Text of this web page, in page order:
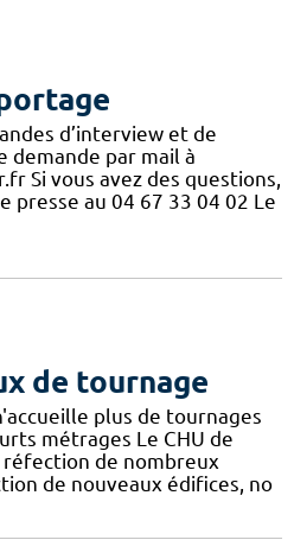
d’interview et de
demande par mail à
Si vous avez des questions,
presse au 04 67 33 04 02 Le
de tournage
plus de tournages
métrages Le CHU de
de nombreux
de nouveaux édifices, no